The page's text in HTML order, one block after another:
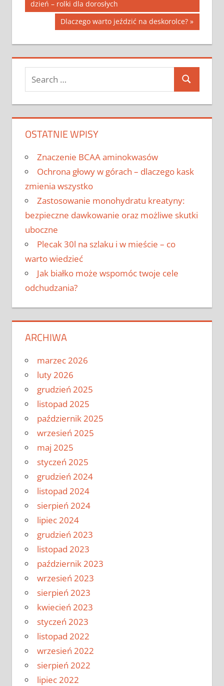
wpisu
Post:
dzień – rolki dla dorosłych
Next
Post:
Dlaczego warto jeździć na deskorolce?
Search
OSTATNIE WPISY
Znaczenie BCAA aminokwasów
Ochrona głowy w górach – dlaczego kask
zmienia wszystko
Zastosowanie monohydratu kreatyny:
bezpieczne dawkowanie oraz możliwe skutki
uboczne
Plecak 30l na szlaku i w mieście – co
warto wiedzieć
Jak białko może wspomóc twoje cele
odchudzania?
ARCHIWA
marzec 2026
luty 2026
grudzień 2025
listopad 2025
październik 2025
wrzesień 2025
maj 2025
styczeń 2025
grudzień 2024
listopad 2024
sierpień 2024
lipiec 2024
grudzień 2023
listopad 2023
październik 2023
wrzesień 2023
sierpień 2023
kwiecień 2023
styczeń 2023
listopad 2022
wrzesień 2022
sierpień 2022
lipiec 2022